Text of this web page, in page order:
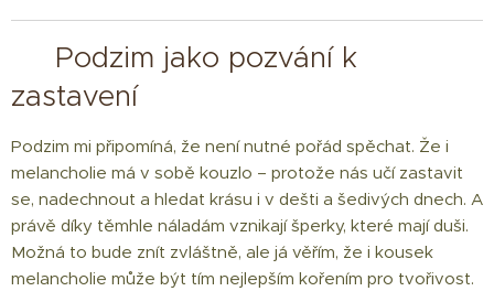
🌿 Podzim jako pozvání k
zastavení
Podzim mi připomíná, že není nutné pořád spěchat. Že i
melancholie má v sobě kouzlo – protože nás učí zastavit
se, nadechnout a hledat krásu i v dešti a šedivých dnech. A
právě díky těmhle náladám vznikají šperky, které mají duši.
Možná to bude znít zvláštně, ale já věřím, že i kousek
melancholie může být tím nejlepším kořením pro tvořivost.